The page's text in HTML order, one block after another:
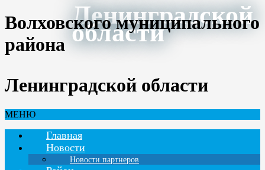
Ленинградской
области
Волховского муниципального
района
Ленинградской области
МЕНЮ
Главная
Новости
Новости партнеров